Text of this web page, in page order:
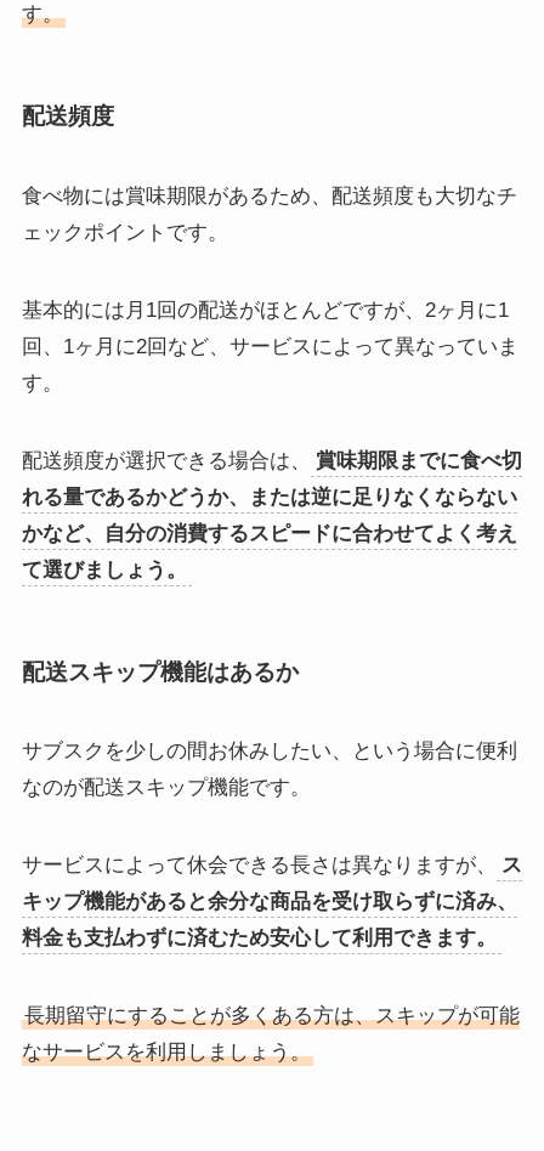
す。
配送頻度
食べ物には賞味期限があるため、配送頻度も大切なチ
ェックポイントです。
基本的には月1回の配送がほとんどですが、2ヶ月に1
回、1ヶ月に2回など、サービスによって異なっていま
す。
配送頻度が選択できる場合は、
賞味期限までに食べ切
れる量であるかどうか、または逆に足りなくならない
かなど、自分の消費するスピードに合わせてよく考え
て選びましょう。
配送スキップ機能はあるか
サブスクを少しの間お休みしたい、という場合に便利
なのが配送スキップ機能です。
サービスによって休会できる長さは異なりますが、
ス
キップ機能があると余分な商品を受け取らずに済み、
料金も支払わずに済むため安心して利用できます。
長期留守にすることが多くある方は、スキップが可能
なサービスを利用しましょう。